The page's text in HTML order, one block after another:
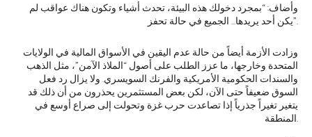
وأضاف: “بمجرد دخولك هذه البيئة، تحدث أشياء وتكون هناك عواقب لم
يكن أحد يريدها… الجميع في حالة تحفز”.
وزادت الأزمة أيضاً من حالة عدم اليقين في الأسواق المالية في الولايات
المتحدة وخارجها، ما عزز الطلب على أصول “الملاذ الآمن”، مثل الذهب
والسندات الحكومية الأمريكية والفرنك السويسري. ولا يزال رد فعل
السوق ضعيفاً حتى الآن، لكن بعض المستثمرين يحذرون من أن ذلك قد
يتغير تغيراً جذرياً إذا تصاعدت حرب غزة وتحولت إلى صراع أوسع في
المنطقة.